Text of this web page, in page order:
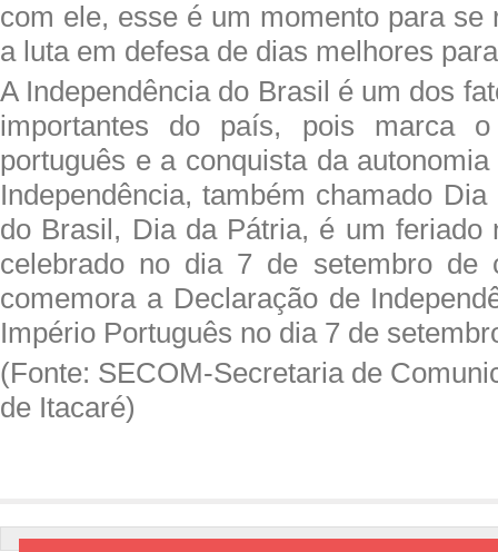
com ele, esse é um momento para se
a luta em defesa de dias melhores
A Independência do Brasil é um dos
importantes do país, pois marca
português e a conquista da
Independência, também chamado Dia
do Brasil, Dia da Pátria, é um feriado
celebrado no dia 7 de setembro de
comemora a Declaração de
Império Português no dia 7 de
(Fonte: SECOM-Secretaria de
de Itacaré)